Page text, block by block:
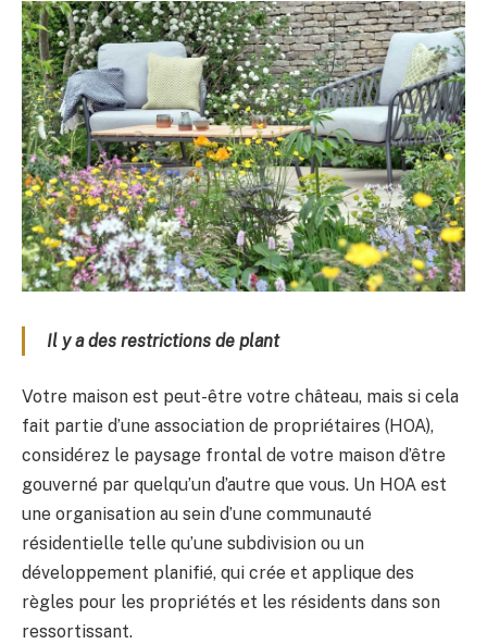
Il y a des restrictions de plant
Votre maison est peut-être votre château, mais si cela
fait partie d’une association de propriétaires (HOA),
considérez le paysage frontal de votre maison d’être
gouverné par quelqu’un d’autre que vous. Un HOA est
une organisation au sein d’une communauté
résidentielle telle qu’une subdivision ou un
développement planifié, qui crée et applique des
règles pour les propriétés et les résidents dans son
ressortissant.